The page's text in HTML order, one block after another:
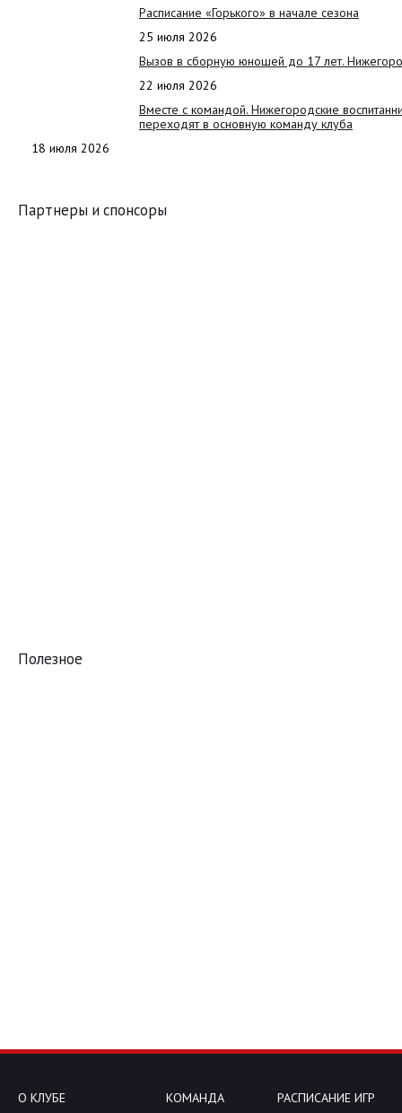
Расписание «Горького» в начале сезона
25 июля 2026
Вызов в сборную юношей до 17 лет.
22 июля 2026
Вместе с командой. Нижегородские
переходят в основную команду клуба
18 июля 2026
Партнеры и спонсоры
Полезное
О КЛУБЕ КОМАНДА РАСПИСАНИЕ ИГР